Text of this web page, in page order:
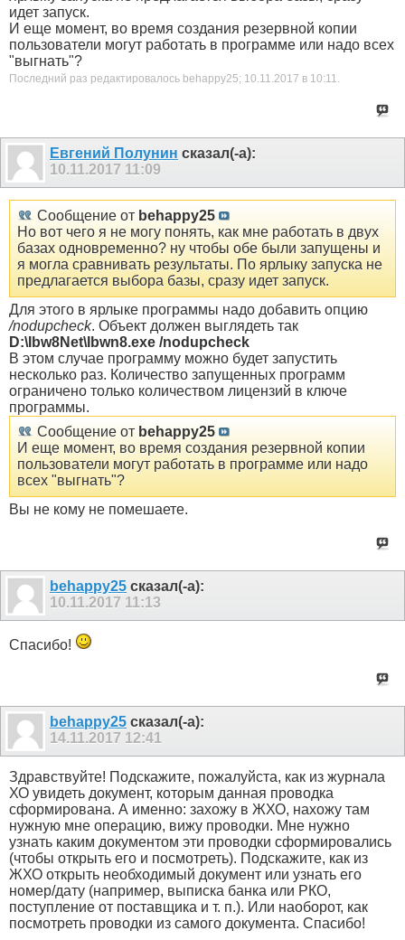
идет запуск.
И еще момент, во время создания резервной копии
пользователи могут работать в программе или надо всех
"выгнать"?
Последний раз редактировалось behappy25; 10.11.2017 в 10:11.
Евгений Полунин сказал(-а):
10.11.2017 11:09
Сообщение от behappy25
Но вот чего я не могу понять, как мне работать в двух
базах одновременно? ну чтобы обе были запущены и
я могла сравнивать результаты. По ярлыку запуска не
предлагается выбора базы, сразу идет запуск.
Для этого в ярлыке программы надо добавить опцию
/nodupcheck. Объект должен выглядеть так
D:\Ibw8Net\Ibwn8.exe /nodupcheck
В этом случае программу можно будет запустить
несколько раз. Количество запущенных программ
ограничено только количеством лицензий в ключе
программы.
Сообщение от behappy25
И еще момент, во время создания резервной копии
пользователи могут работать в программе или надо
всех "выгнать"?
Вы не кому не помешаете.
behappy25 сказал(-а):
10.11.2017 11:13
Спасибо!
behappy25 сказал(-а):
14.11.2017 12:41
Здравствуйте! Подскажите, пожалуйста, как из журнала
ХО увидеть документ, которым данная проводка
сформирована. А именно: захожу в ЖХО, нахожу там
нужную мне операцию, вижу проводки. Мне нужно
узнать каким документом эти проводки сформировались
(чтобы открыть его и посмотреть). Подскажите, как из
ЖХО открыть необходимый документ или узнать его
номер/дату (например, выписка банка или РКО,
поступление от поставщика и т. п.). Или наоборот, как
посмотреть проводки из самого документа. Спасибо!